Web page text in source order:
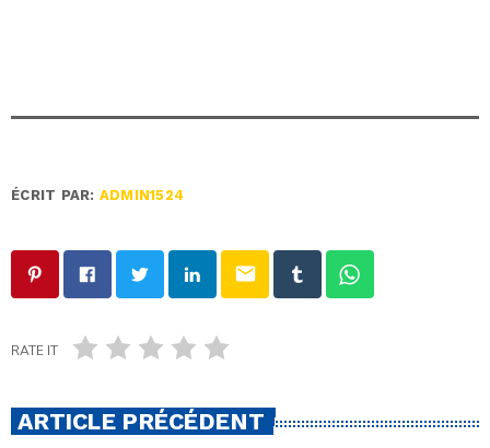
ÉCRIT PAR: ADMIN1524
email
RATE IT
ARTICLE PRÉCÉDENT